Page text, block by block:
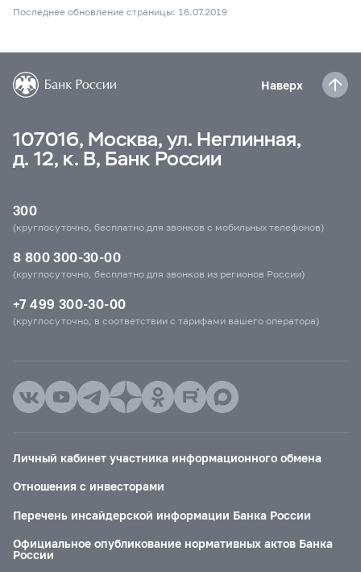
Последнее обновление страницы: 16.07.2019
Наверх
107016, Москва, ул. Неглинная,
д. 12, к. В, Банк России
300
(круглосуточно, бесплатно для звонков с мобильных телефонов)
8 800 300-30-00
(круглосуточно, бесплатно для звонков из регионов России)
+7 499 300-30-00
(круглосуточно, в соответствии с тарифами вашего оператора)
Личный кабинет участника информационного обмена
Отношения с инвесторами
Перечень инсайдерской информации Банка России
Официальное опубликование нормативных актов Банка
России